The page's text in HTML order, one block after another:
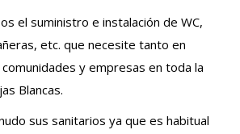
el suministro e instalación de WC,
etc. que necesite tanto en
y empresas en toda la
Blancas.
sus sanitarios ya que es habitual